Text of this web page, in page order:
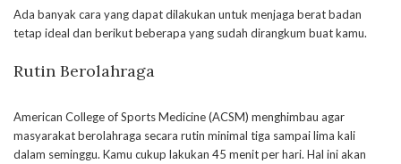
Ada banyak cara yang dapat dilakukan untuk menjaga berat badan
tetap ideal dan berikut beberapa yang sudah dirangkum buat kamu.
Rutin Berolahraga
American College of Sports Medicine (ACSM) menghimbau agar
masyarakat berolahraga secara rutin minimal tiga sampai lima kali
dalam seminggu. Kamu cukup lakukan 45 menit per hari. Hal ini akan